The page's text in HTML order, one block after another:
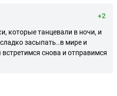
+2
которые танцевали в ночи, и
засыпать..в мире и
снова и отправимся